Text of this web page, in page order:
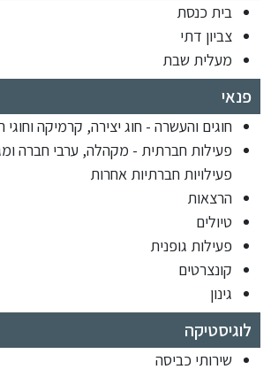
בית כנסת
צביון דתי
מעלית שבת
פנאי
חוגים והעשרה - חוג יצירה, קרמיקה
פעילות חברתית - מקהלה, ערבי חברה
פעילויות חברתיות אחרות
הרצאות
טיולים
פעילות גופנית
קונצרטים
גינון
לוגיסטיקה
שירותי כביסה